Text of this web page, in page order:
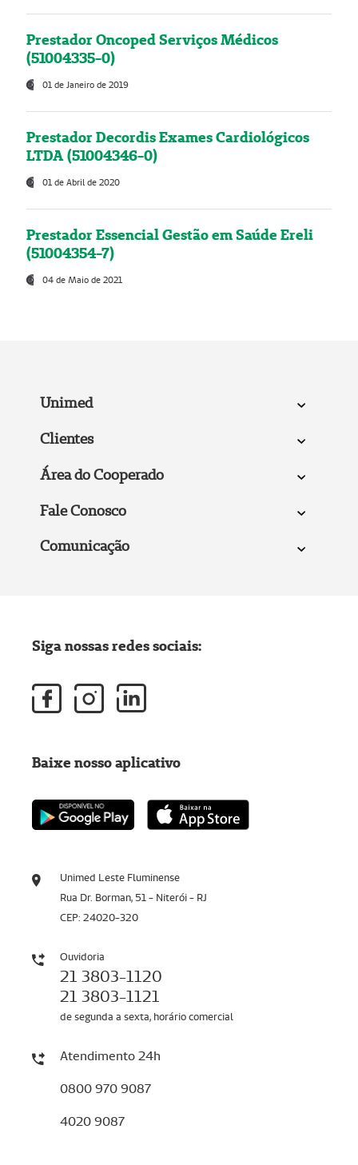
Prestador Oncoped Serviços Médicos
(51004335-0)
01 de Janeiro de 2019
Prestador Decordis Exames Cardiológicos
LTDA (51004346-0)
01 de Abril de 2020
Prestador Essencial Gestão em Saúde Ereli
(51004354-7)
04 de Maio de 2021
Unimed
Clientes
Área do Cooperado
Fale Conosco
Comunicação
Unimed Leste Fluminense
Rua Dr. Borman, 51 - Niterói - RJ
CEP: 24020-320
Ouvidoria
21 3803-1120
21 3803-1121
de segunda a sexta, horário comercial
Atendimento 24h
0800 970 9087
4020 9087
Siga nossas redes sociais:
Baixe nosso aplicativo